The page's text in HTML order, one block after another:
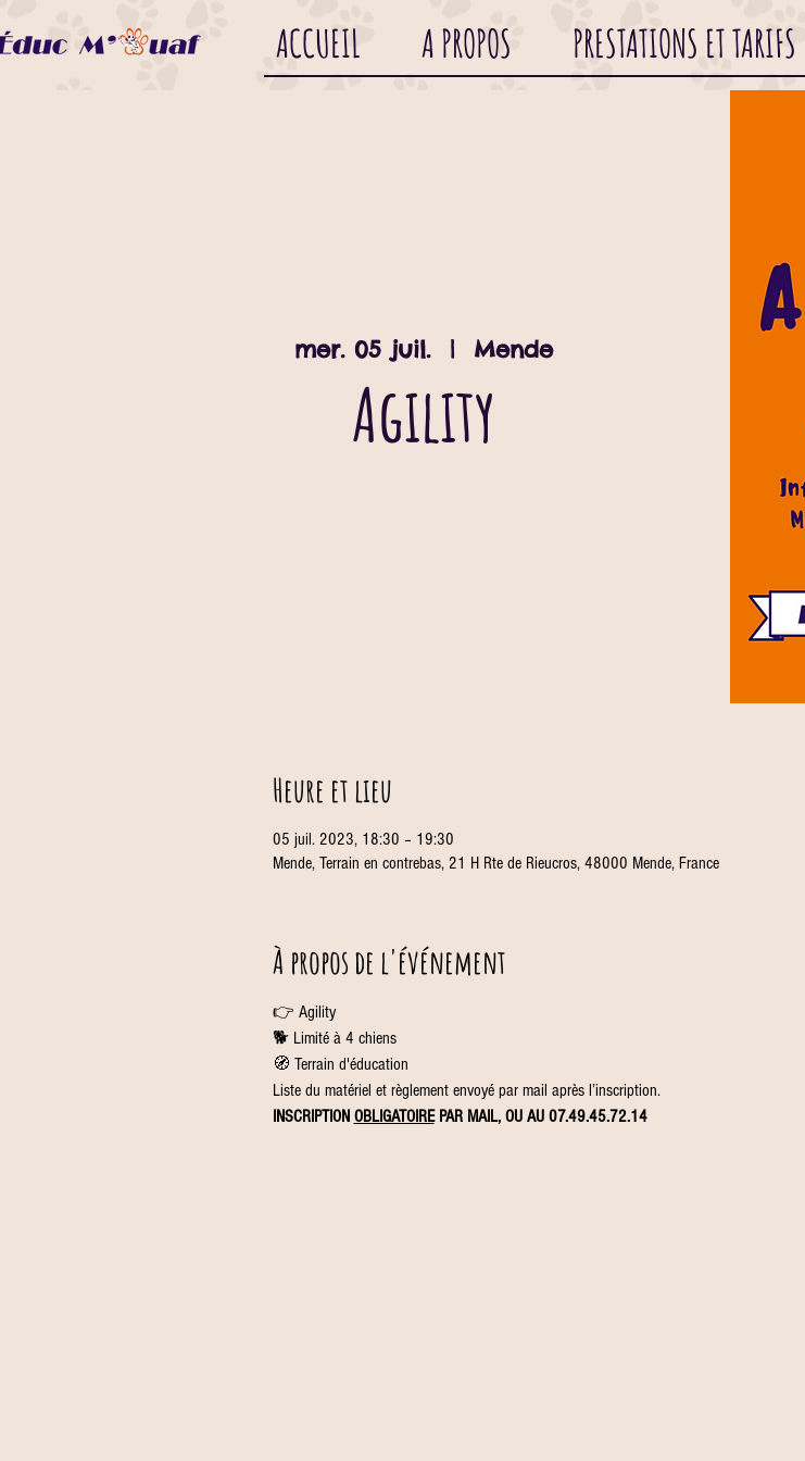
ACCUEIL A PROPOS PRESTATIONS ET TARIFS
mer. 05 juil.
  |
Mende
Agility
Heure et lieu
05 juil. 2023, 18:30 – 19:30
Mende, Terrain en contrebas, 21 H Rte de Rieucros, 48000 Mende, France
À propos de l'événement
👉 Agility
🐕 Limité à 4 chiens
🧭 Terrain d'éducation
Liste du matériel et règlement envoyé par mail après l’inscription.
INSCRIPTION OBLIGATOIRE PAR MAIL, OU AU 07.49.45.72.14